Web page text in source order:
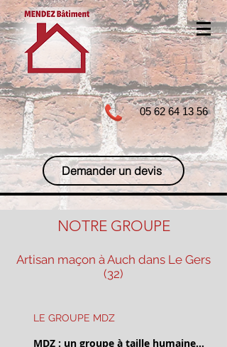
05 62 64 13 56
Demander un devis
NOTRE GROUPE
Artisan maçon à Auch dans Le Gers
(32)
LE GROUPE MDZ
MDZ : un groupe à taille humaine…